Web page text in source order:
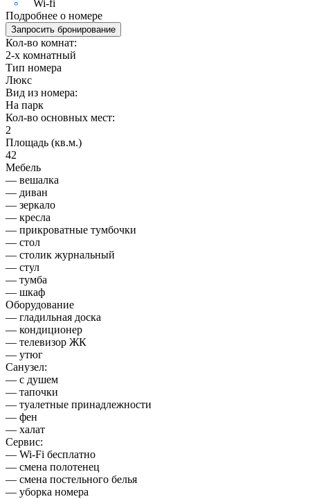
Wi-fi
Подробнее о номере
Запросить бронирование
Кол-во комнат:
2-х комнатный
Тип номера
Люкс
Вид из номера:
На парк
Кол-во основных мест:
2
Площадь (кв.м.)
42
Мебель
— вешалка
— диван
— зеркало
— кресла
— прикроватные тумбочки
— стол
— столик журнальный
— стул
— тумба
— шкаф
Оборудование
— гладильная доска
— кондиционер
— телевизор ЖК
— утюг
Санузел:
— с душем
— тапочки
— туалетные принадлежности
— фен
— халат
Сервис:
— Wi-Fi бесплатно
— смена полотенец
— смена постельного белья
— уборка номера